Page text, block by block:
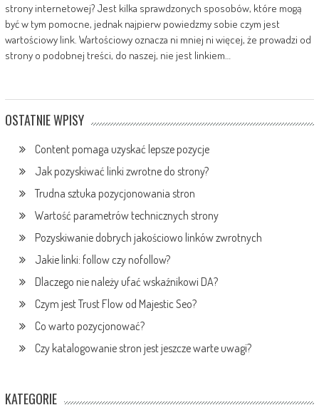
strony internetowej? Jest kilka sprawdzonych sposobów, które mogą
być w tym pomocne, jednak najpierw powiedzmy sobie czym jest
wartościowy link. Wartościowy oznacza ni mniej ni więcej, że prowadzi od
strony o podobnej treści, do naszej, nie jest linkiem…
OSTATNIE WPISY
Content pomaga uzyskać lepsze pozycje
Jak pozyskiwać linki zwrotne do strony?
Trudna sztuka pozycjonowania stron
Wartość parametrów technicznych strony
Pozyskiwanie dobrych jakościowo linków zwrotnych
Jakie linki: follow czy nofollow?
Dlaczego nie należy ufać wskaźnikowi DA?
Czym jest Trust Flow od Majestic Seo?
Co warto pozycjonować?
Czy katalogowanie stron jest jeszcze warte uwagi?
KATEGORIE